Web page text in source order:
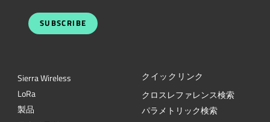
SUBSCRIBE
Sierra Wireless
LoRa
製品
クイックリンク
クロスレファレンス検索
パラメトリック検索